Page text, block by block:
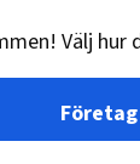
Välj hur
Företag